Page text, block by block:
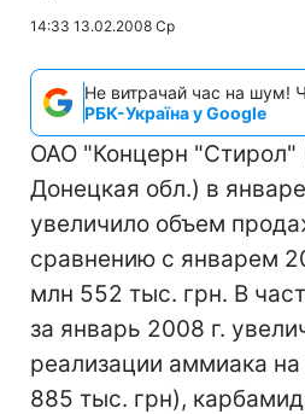
14:33 13.02.2008 Ср
Не витрачай час на шум!
РБК-Україна у Google
ОАО "Концерн "Стирол"
Донецкая обл.) в
увеличило объем
сравнению с январем
млн 552 тыс. грн. В
за январь 2008 г.
реализации аммиака на
885 тыс. грн),